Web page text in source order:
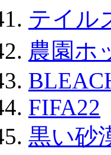
テイル
農園ホ
FIFA22
黒い砂